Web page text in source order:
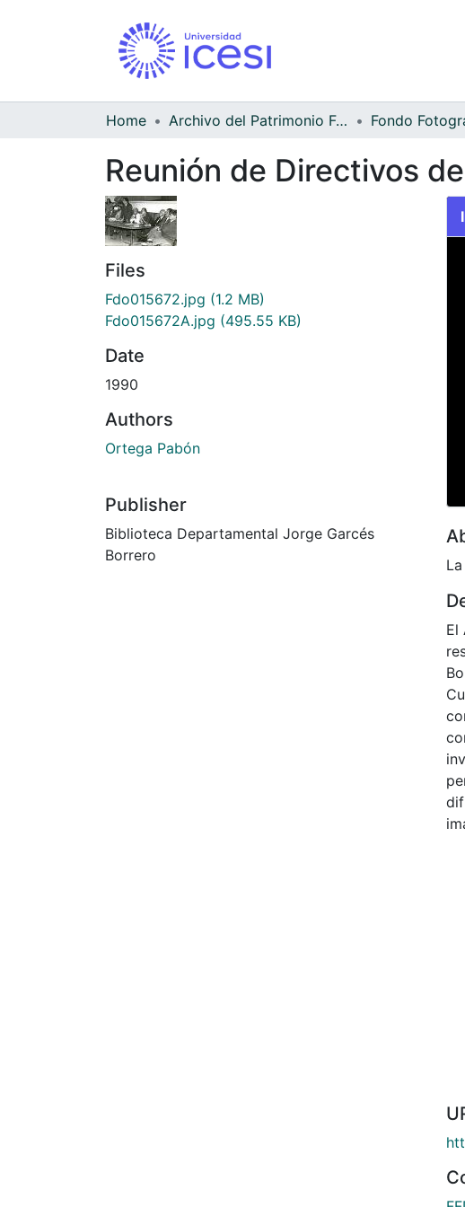
Home Archivo del Patrimonio Fotográfico y Fílmico del Valle del Cauca
Reunión de Directivos
Files
Fdo015672.jpg (1.2 MB)
Fdo015672A.jpg (495.55 KB)
Date
1990
Authors
Ortega Pabón
Publisher
Biblioteca Departamental Jorge Garcés
Borrero
El